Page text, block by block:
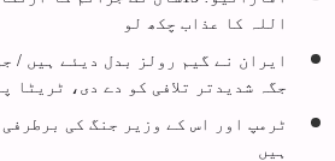
اللہ کا عذاب چکھ لو
ایران نے گیم رولز بدل دیئے ہیں /
جگہ شدیدتر تلافی کو دے دی، ٹریٹا
ٹرمپ اور اس کے وزیر جنگ کی
ہیں